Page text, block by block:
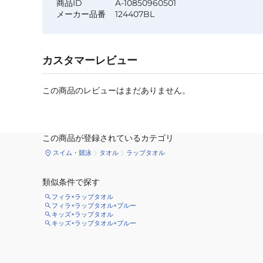
商品ID
A-10850960501
メーカー品番
124407BL
カスタマーレビュー
この商品のレビューはまだありません。
この商品が登録されているカテゴリ
スイム・競泳 タオル ラップタオル
類似条件で探す
フィラ×ラップタオル
フィラ×ラップタオル×ブルー
キッズ×ラップタオル
キッズ×ラップタオル×ブルー